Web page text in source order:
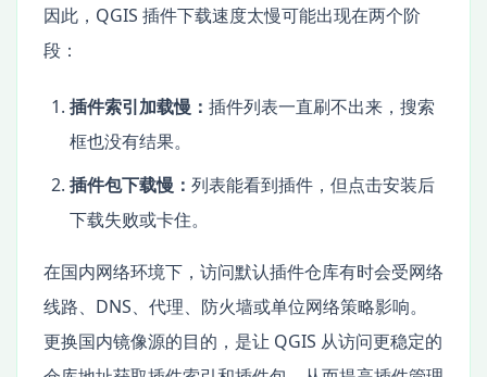
因此，QGIS 插件下载速度太慢可能出现在两个阶
段：
插件索引加载慢： 插件列表一直刷不出来，搜索
框也没有结果。
插件包下载慢： 列表能看到插件，但点击安装后
下载失败或卡住。
在国内网络环境下，访问默认插件仓库有时会受网络
线路、DNS、代理、防火墙或单位网络策略影响。
更换国内镜像源的目的，是让 QGIS 从访问更稳定的